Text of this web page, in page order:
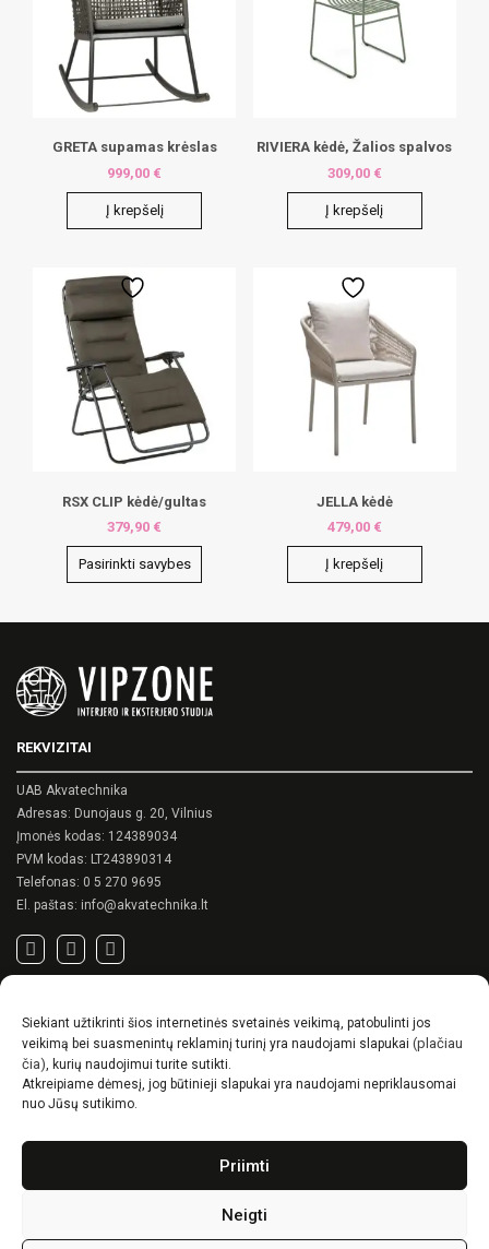
Siekiant užtikrinti šios internetinės svetainės veikimą, patobulinti jos
veikimą bei suasmenintų reklaminį turinį yra naudojami slapukai (plačiau
čia), kurių naudojimui turite sutikti.
Atkreipiame dėmesį, jog būtinieji slapukai yra naudojami nepriklausomai
nuo Jūsų sutikimo.
Priimti
Neigti
GRETA supamas krėslas
999,00 €
Į krepšelį
RIVIERA kėdė, Žalios spalvos
309,00 €
Į krepšelį
RSX CLIP kėdė/gultas
379,90 €
Pasirinkti savybes
variants.
The
options
be
chosen
on
the
product
JELLA kėdė
479,00 €
Į krepšelį
REKVIZITAI
UAB Akvatechnika
Adresas: Dunojaus g. 20, Vilnius
Įmonės kodas: 124389034
PVM kodas: LT243890314
Telefonas: 0 5 270 9695
El. paštas: info@akvatechnika.lt
Privatumo politika
Pirkimo sąlygos
Prekių pristatymo / grąžinimo sąlygos
RENSON© -unikalūs eksterjero sprendimai.
Gyvenimas lauke
Idėjos, kaip suskurti ypatingą kiemo charakterį